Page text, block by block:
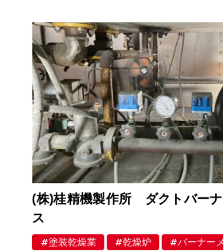
(株)桂精機製作所 ダクトバー
ス
塗装乾燥業 乾燥炉
バーナー